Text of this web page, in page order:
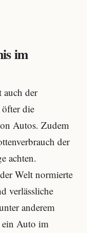
im
auch der
die
Autos. Zudem
der
achten.
Welt normierte
verlässliche
anderem
ein Auto im